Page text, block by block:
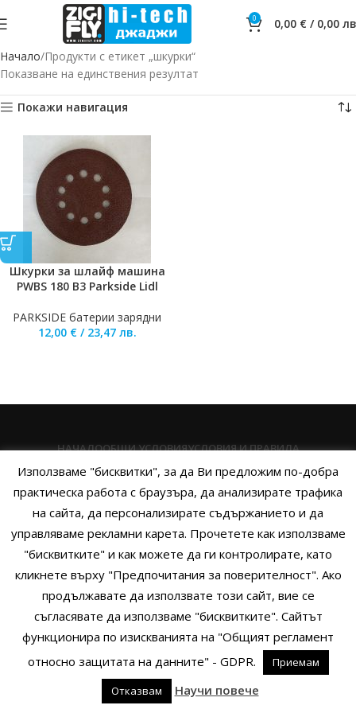
0 0,00 € / 0,00
Начало Продукти с етикет „шкурки“
Показване на единствения резултат
Покажи навигация
Шкурки за шлайф машина
PWBS 180 B3 Parkside Lidl
PARKSIDE батерии зарядни
12,00 € / 23,47 лв.
НАЧАЛООБЩИ УСЛОВИЯУСЛОВИЯ И ПРАВИЛА
ПОЛИТИКА НА БИСКВИТКИТЕПОЛИТИКА ЗА ПОВЕРИТЕЛНОСТ
НАЧИНИ НА ПЛАЩАНЕИЗПРАТЕТЕ ЗАПИТВАНЕ
Copyright © 2014 - 2024 Zigifly.com — Developed byWe Work With
You
Използваме "бисквитки", за да Ви предложим по-добра
практическа работа с браузъра, да анализирате трафика
на сайта, да персонализирате съдържанието и да
управляваме рекламни карета. Прочетете как използваме
"бисквитките" и как можете да ги контролирате, като
кликнете върху "Предпочитания за поверителност". Ако
продължавате да използвате този сайт, вие се
съгласявате да използваме "бисквитките". Сайтът
функционира по изискванията на "Общият регламент
относно защитата на данните" - GDPR.
Приемам
Отказвам
Научи повече